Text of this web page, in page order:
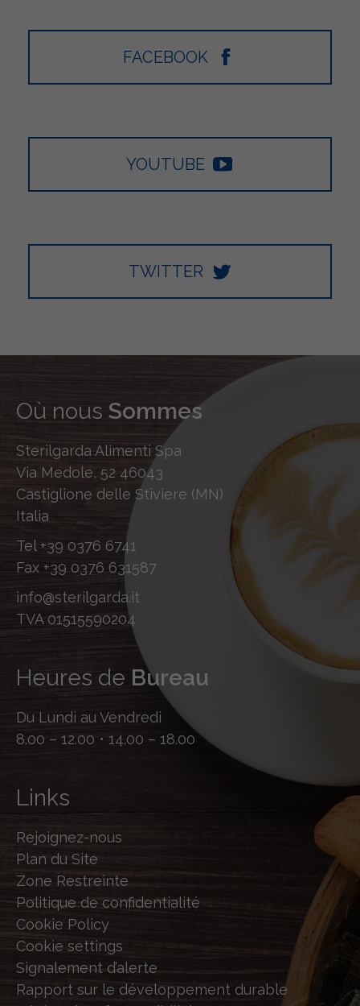
FACEBOOK
YOUTUBE
TWITTER
Où nous Sommes
Sterilgarda Alimenti Spa
Via Medole, 52 46043
Castiglione delle Stiviere (MN)
Italia
Tel +39 0376 6741
Fax +39 0376 631587
info@sterilgarda.it
TVA 01515590204
Heures de Bureau
Du Lundi au Vendredi
8.00 – 12.00 • 14.00 – 18.00
Links
Rejoignez-nous
Plan du Site
Zone Restreinte
Politique de confidentialité
Cookie Policy
Cookie settings
Signalement d’alerte
Rapport sur le développement durable